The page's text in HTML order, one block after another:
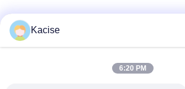
Kacise
6:20 PM